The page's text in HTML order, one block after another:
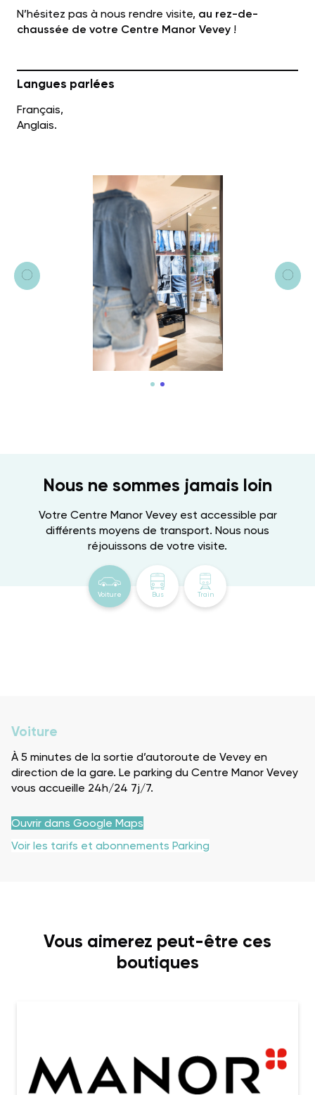
Langues parlées
Français,
Anglais.
N’hésitez pas à nous rendre visite, au rez-de-
chaussée de votre Centre Manor Vevey !
Nous ne sommes jamais loin
Votre Centre Manor Vevey est accessible par
différents moyens de transport. Nous nous
réjouissons de votre visite.
Voiture Bus Train
Voiture
À 5 minutes de la sortie d’autoroute de Vevey en
direction de la gare. Le parking du Centre Manor Vevey
vous accueille 24h/24 7j/7.
Ouvrir dans Google Maps
Voir les tarifs et abonnements Parking
Vous aimerez peut-être ces
boutiques